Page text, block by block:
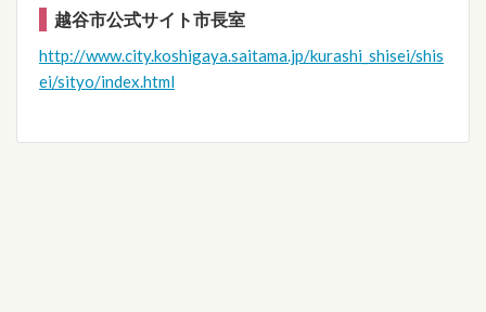
越谷市公式サイト市長室
http://www.city.koshigaya.saitama.jp/kurashi_shisei/shis
ei/sityo/index.html